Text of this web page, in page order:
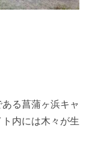
る菖蒲ヶ浜キャ
内には木々が生